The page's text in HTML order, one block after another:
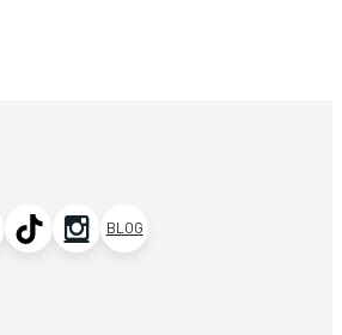
BLOG